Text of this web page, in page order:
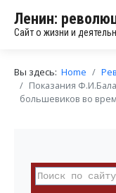
Ленин:
Сайт о жизни и
Вы здесь: Home
Показания
большевиков во